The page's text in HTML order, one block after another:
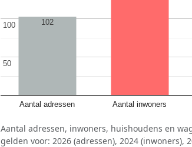
Aantal adressen Aantal inwoners
50
50
100
100 102
Aantal adressen, inwoners, huishoudens en
gelden voor: 2026 (adressen), 2024 (inwoners),